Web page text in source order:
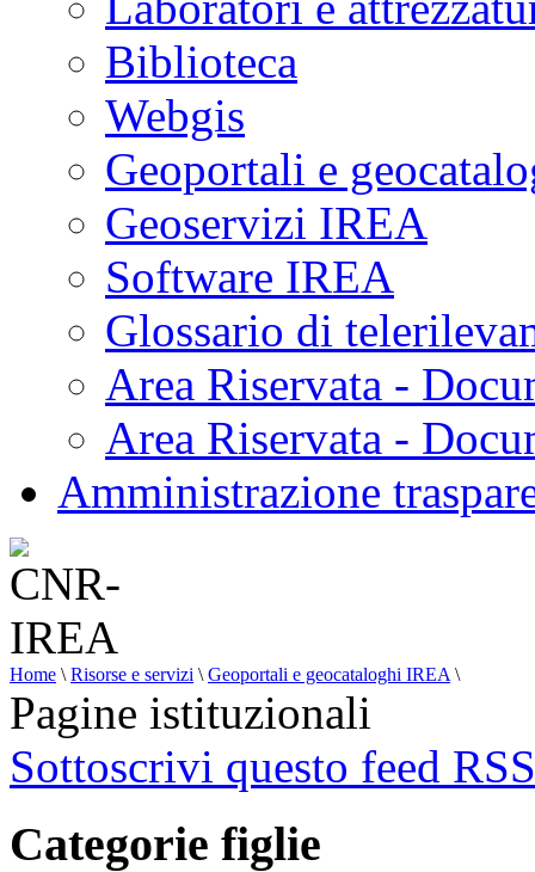
Biblioteca
Webgis
Geoportali e
Geoservizi IREA
Software IREA
Glossario di
Area Riservata -
Area Riservata -
Amministrazione
Home \ Risorse e servizi \ Geoportali e geocataloghi IREA \
Pagine istituzionali
Sottoscrivi questo feed RSS
Categorie figlie